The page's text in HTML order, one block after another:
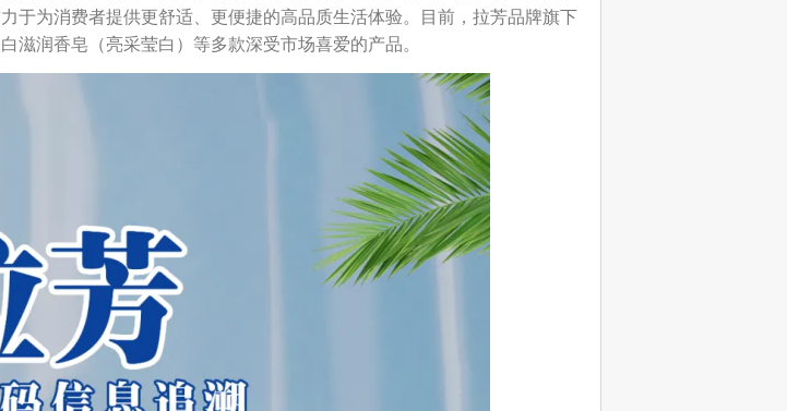
于为消费者提供更舒适、更便捷的高品质生活体验。目前，拉芳品牌旗下
滋润香皂（亮采莹白）等多款深受市场喜爱的产品。